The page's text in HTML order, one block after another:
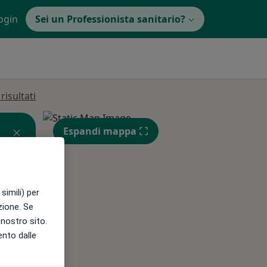
Sei un Professionista sanitario?
Mer,
12 Ago
Espandi mappa
per
Se
sito.
dalle